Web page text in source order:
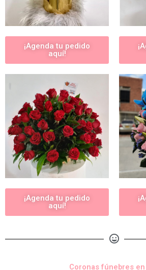
¡Agenda tu pedido
aquí!
¡Agenda tu pedido
aquí!
Coronas fúnebres